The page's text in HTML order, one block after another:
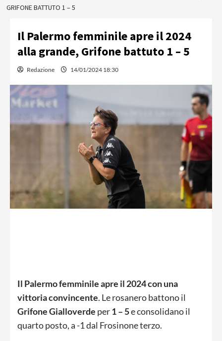
GRIFONE BATTUTO 1 – 5
Il Palermo femminile apre il 2024
alla grande, Grifone battuto 1 – 5
Redazione 14/01/2024 18:30
Il Palermo femminile apre il 2024 con una
vittoria convincente. Le rosanero battono il
Grifone Gialloverde per1 – 5e consolidano il
quarto posto, a -1 dal Frosinone terzo.